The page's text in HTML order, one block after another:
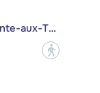
Montréal (Rivière-des-Prairies/Pointe-aux-Trembles)
?